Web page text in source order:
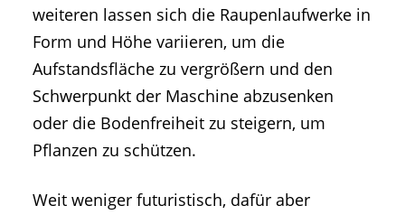
weiteren lassen sich die Raupenlaufwerke in
Form und Höhe variieren, um die
Aufstandsfläche zu vergrößern und den
Schwerpunkt der Maschine abzusenken
oder die Bodenfreiheit zu steigern, um
Pflanzen zu schützen.
Weit weniger futuristisch, dafür aber